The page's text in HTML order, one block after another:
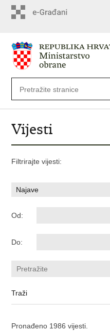
Vijesti
Filtrirajte vijesti:
Od:
Do:
Pronađeno 1986 vijesti.